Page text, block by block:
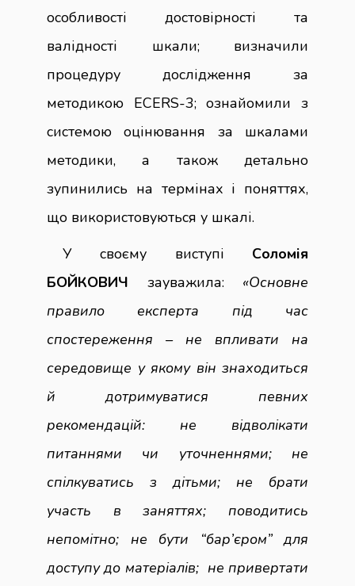
особливості достовірності та
валідності шкали; визначили
процедуру дослідження за
методикою ECERS-3; ознайомили з
системою оцінювання за шкалами
методики, а також детально
зупинились на термінах і поняттях,
що використовуються у шкалі.
У своєму виступі
Соломія
БОЙКОВИЧ
зауважила: «Основне
правило експерта під час
спостереження – не впливати на
середовище у якому він знаходиться
й дотримуватися певних
рекомендацій: не відволікати
питаннями чи уточненнями; не
спілкуватись з дітьми; не брати
участь в заняттях; поводитись
непомітно; не бути “бар’єром” для
доступу до матеріалів; не привертати